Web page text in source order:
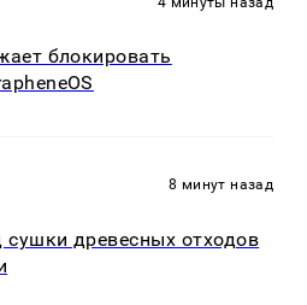
блокировать
8 минут назад
древесных отходов